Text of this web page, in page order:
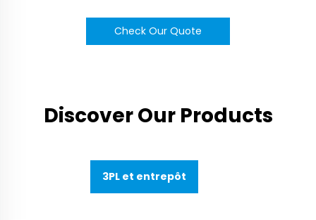
Check Our Quote
Discover Our Products
3PL et entrepôt